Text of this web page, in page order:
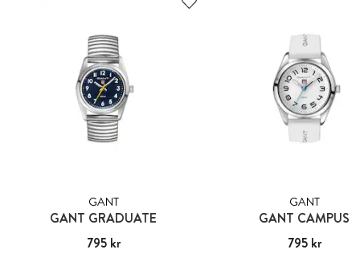
GANT
GANT GRADUATE
Pris:795 kr
795 kr
GANT
GANT CAMPUS
Pris:795 kr
795 kr